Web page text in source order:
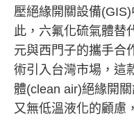
壓絕緣開關設備(GIS)
此，六氟化硫氣體替
元與西門子的攜手合
術引入台灣市場，這
體(clean air)絕緣開
又無低溫液化的顧慮